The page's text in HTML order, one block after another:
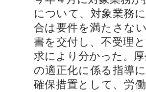
について、対象業務
合は要件を満たさな
書を交付し、不受理
求により分かった。
の適正化に係る指導
確保措置として、労